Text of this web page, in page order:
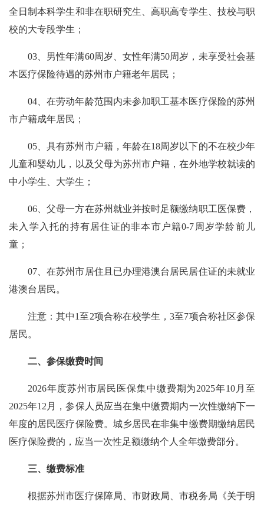
全日制本科学生和非在职研究生、高职高专学生、技校与职
校的大专段学生；
03、 男性年满60周岁、女性年满50周岁，未享受社会基
本医疗保险待遇的苏州市户籍老年居民；
04、在劳动年龄范围内未参加职工基本医疗保险的苏州
市户籍成年居民；
05、具有苏州市户籍，年龄在18周岁以下的不在校少年
儿童和婴幼儿，以及父母为苏州市户籍，在外地学校就读的
中小学生、大学生；
06、父母一方在苏州就业并按时足额缴纳职工医保费，
未入学入托的持有居住证的非本市户籍0-7周岁学龄前儿
童；
07、在苏州市居住且已办理港澳台居民居住证的未就业
港澳台居民。
注意：其中1至2项合称在校学生，3至7项合称社区参保
居民。
二、参保缴费时间
2026年度苏州市居民医保集中缴费期为2025年10月至
2025年12月，参保人员应当在集中缴费期内一次性缴纳下一
年度的居民医疗保险费。城乡居民在非集中缴费期缴纳居民
医疗保险费的，应当一次性足额缴纳个人全年缴费部分。
三、 缴费标准
根据苏州市医疗保障局、市财政局、市税务局《关于明